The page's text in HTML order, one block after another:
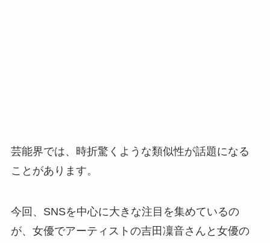
芸能界では、時折驚くような類似性が話題になる
ことがあります。
今回、SNSを中心に大きな注目を集めているの
が、女優でアーティストの吉田凜音さんと女優の